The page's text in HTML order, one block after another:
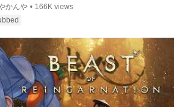
かんや • 166K views